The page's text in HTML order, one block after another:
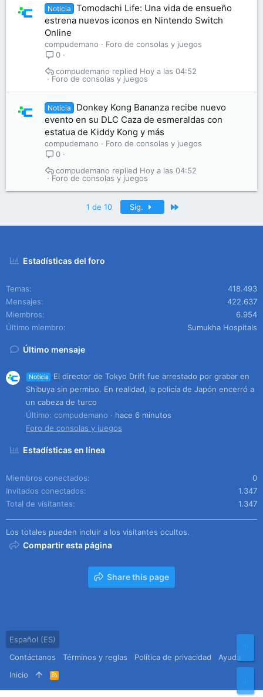
Noticia
Tomodachi Life: Una vida de ensueño
estrena nuevos iconos en Nintendo Switch
Online
compudemano
Foro de consolas y juegos
0
Foro de consolas y juegos
Hoy a las 04:52
compudemano
Noticia
Donkey Kong Bananza recibe nuevo
evento en su DLC Caza de esmeraldas con
estatua de Kiddy Kong y más
compudemano
Foro de consolas y juegos
0
Foro de consolas y juegos
Hoy a las 04:52
compudemano
1 de 10 Sig.
Estadísticas del foro
Temas
418.493
Mensajes
422.637
Miembros
6.954
Último miembro
Sumukha Hospitals
Último mensaje
Noticia
El director de Tokyo Drift fue arrestado por grabar en
Shibuya sin permiso. En realidad, la policía de Japón encerró a
un cabeza de turco
Último: compudemano
hace 6 minutos
Foro de consolas y juegos
Estadísticas en línea
Miembros conectados
0
Invitados conectados
1.347
Total de visitantes
1.347
Los totales pueden incluir a los visitantes ocultos.
Compartir esta página
Share this page
Español (ES)
Contáctanos
Términos y reglas Política de privacidad
Ayuda
Inicio
R
S
S